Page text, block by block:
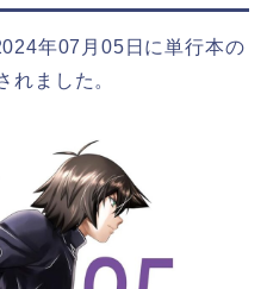
年07月05日に単行本の
れました。